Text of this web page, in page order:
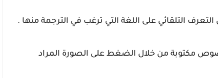
مكتوبة من خلال الضغط على الصورة المراد